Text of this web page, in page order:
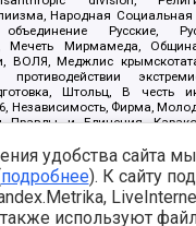
Народная Социальная
объединение Русские,
Мечеть Мирмамеда,
ВОЛЯ, Меджлис
Штольц, В честь
Независимость, Фирма,
Правды и Единения,
пансионат Ак Умут,
единство, Башкорт, Нация и
Русский Патриотический
союз, Фонд борьбы с
Совет граждан СССР
удобства сайта
подробнее). К сайту
используют